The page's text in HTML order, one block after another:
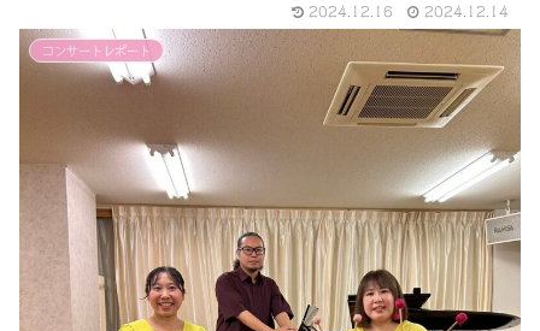
2024.12.16 2024.12.14
コンサートレポート